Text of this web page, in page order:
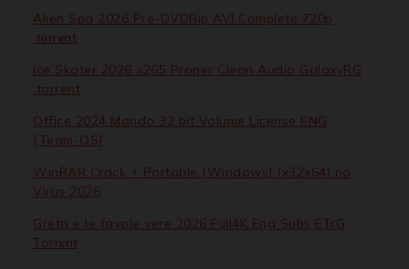
Alien Spa 2026 Pre-DVDRip AVI Complete 720p
.t𝐨rr𝐞nt
Ice Skater 2026 x265 Proper Clean Audio GalaxyRG
.torrent
Office 2024 Mondo 32 bit Volume License ENG
[Team-OS]
WinRAR Crack + Portable [Windows] (x32x64) no
Virus 2026
Greta e le favole vere 2026 Full4K Eng Subs ETrG
Torr𝐞nt